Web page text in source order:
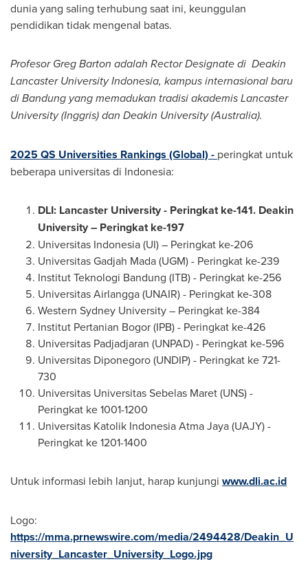
dunia yang saling terhubung saat ini, keunggulan
pendidikan tidak mengenal batas.
Profesor Greg Barton adalah Rector Designate di Deakin
Lancaster University Indonesia, kampus internasional baru
di Bandung yang memadukan tradisi akademis Lancaster
University (Inggris) dan Deakin University(Australia).
2025 QS Universities Rankings (Global) - peringkat untuk
beberapa universitas di Indonesia:
DLI: Lancaster University - Peringkat ke-141. Deakin
University– Peringkat ke-197
Universitas Indonesia (UI) – Peringkat ke-206
Universitas Gadjah Mada (UGM) - Peringkat ke-239
Institut Teknologi Bandung (ITB) - Peringkat ke-256
Universitas Airlangga (UNAIR) - Peringkat ke-308
Western Sydney University– Peringkat ke-384
Institut Pertanian Bogor (IPB) - Peringkat ke-426
Universitas Padjadjaran (UNPAD) - Peringkat ke-596
Universitas Diponegoro (UNDIP) - Peringkat ke 721-
730
Universitas Universitas Sebelas Maret (UNS) -
Peringkat ke 1001-1200
Universitas Katolik Indonesia Atma Jaya (UAJY) -
Peringkat ke 1201-1400
Untuk informasi lebih lanjut, harap kunjungi www.dli.ac.id
Logo:
https://mma.prnewswire.com/media/2494428/Deakin_U
niversity_Lancaster_University_Logo.jpg